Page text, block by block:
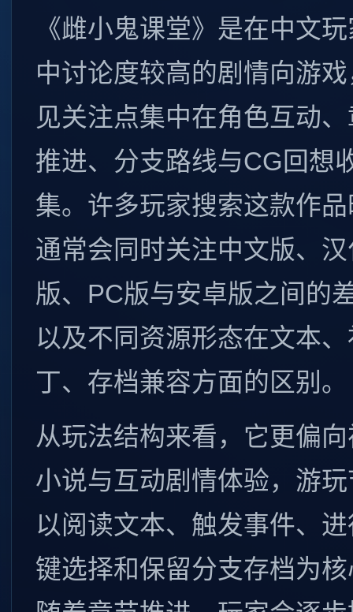
《雌小鬼课堂》是在中文
中讨论度较高的剧情向游
见关注点集中在角色互动
推进、分支路线与CG回想
集。许多玩家搜索这款作
通常会同时关注中文版、
版、PC版与安卓版之间的
以及不同资源形态在文本
丁、存档兼容方面的区别。
从玩法结构来看，它更偏
小说与互动剧情体验，游
以阅读文本、触发事件、
键选择和保留分支存档为